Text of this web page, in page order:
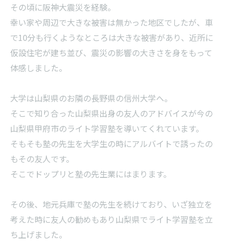
その頃に阪神大震災を経験。
幸い家や周辺で大きな被害は無かった地区でしたが、車
で10分も行くようなところは大きな被害があり、近所に
仮設住宅が建ち並び、震災の影響の大きさを身をもって
体感しました。
大学は山梨県のお隣の長野県の信州大学へ。
そこで知り合った山梨県出身の友人のアドバイスが今の
山梨県甲府市のライト学習塾を導いてくれています。
そもそも塾の先生を大学生の時にアルバイトで誘ったの
もその友人です。
そこでドップリと塾の先生業にはまります。
その後、地元兵庫で塾の先生を続けており、いざ独立を
考えた時に友人の勧めもあり山梨県でライト学習塾を立
ち上げました。